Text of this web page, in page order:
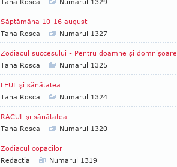
Săptămâna 10-16 august
Tana Rosca
Numarul 1327
Zodiacul succesului - Pentru doamne şi domnişoare
Tana Rosca
Numarul 1325
LEUL şi sănătatea
Tana Rosca
Numarul 1324
RACUL şi sănătatea
Tana Rosca
Numarul 1320
Zodiacul copacilor
Redactia
Numarul 1319